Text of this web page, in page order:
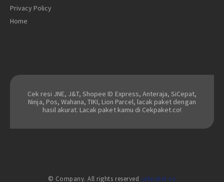
Privacy Policy
Home
Cek resi JNE, J&T, Shopee ID Express, Anteraja, SiCepat,
Ninja, Pos, Wahana, TIKI, Lion Parcel, lacak paket dengan
hasil akurat. Lacak paket kamu di Cekpaket.co!
© Company. All rights reserved cekpaket.co